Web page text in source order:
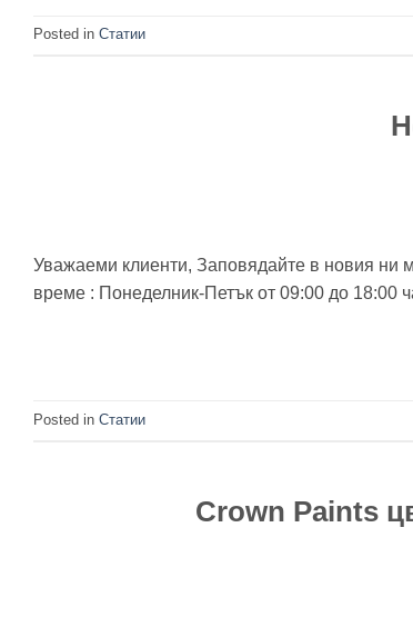
Posted in Статии
Уважаеми клиенти, Заповядайте в новия ни
време : Понеделник-Петък от 09:00 до 18:00
Posted in Статии
Crown Paints